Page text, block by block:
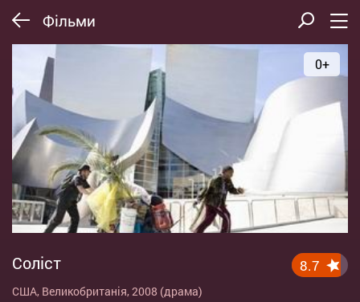
Фільми
0+
Соліст
США, Великобританія, 2008 (драма)
8.7